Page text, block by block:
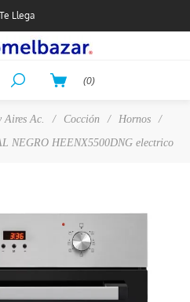
Llega
(0)
Aires Ac. / Cocción / Hornos
/
NEGRO HEENX5500DNG electrico